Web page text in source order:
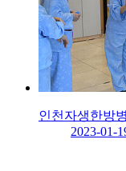
인천자생한방
2023-01-